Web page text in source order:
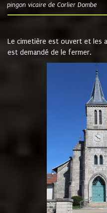
pingon vicaire de Corlier Dombe
Le cimetière est ouvert et les
est demandé de le fermer.